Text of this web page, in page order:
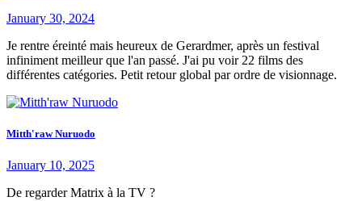
January 30, 2024
Je rentre éreinté mais heureux de Gerardmer, après un festival
infiniment meilleur que l'an passé. J'ai pu voir 22 films des
différentes catégories. Petit retour global par ordre de visionnage.
Mitth'raw Nuruodo
January 10, 2025
De regarder Matrix à la TV ?